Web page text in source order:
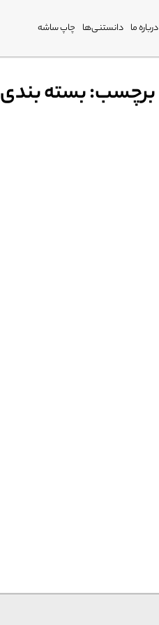
درباره ما دانستنی‌ها چاپ ساشه
برچسب: بسته بندی